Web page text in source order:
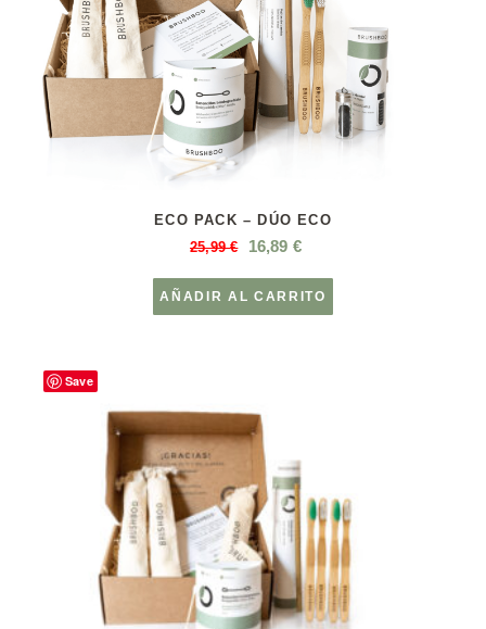
ECO PACK – DÚO ECO
25,99€ 16,89 €
AÑADIR AL CARRITO
Save